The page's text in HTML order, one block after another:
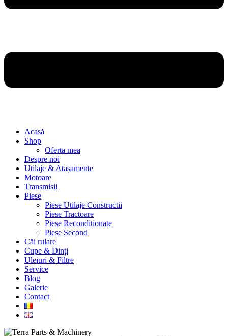
Acasă
Shop
Oferta mea
Despre noi
Utilaje & Atașamente
Motoare
Transmisii
Piese
Piese Utilaje Constructii
Piese Tractoare
Piese Reconditionate
Piese Second
Căi rulare
Cupe & Dinți
Uleiuri & Filtre
Service
Blog
Galerie
Contact